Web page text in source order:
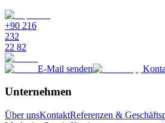
+90 216
232
22 82
E-Mail senden
Unternehmen
Über unsKontaktReferenzen &